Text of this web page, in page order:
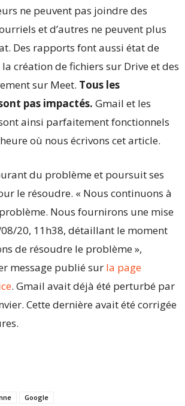
ne peuvent pas joindre des
et d’autres ne peuvent plus
Des rapports font aussi état de
création de fichiers sur Drive et des
sur Meet. Tous les
pas impactés. Gmail et les
ainsi parfaitement fonctionnels
où nous écrivons cet article.
du problème et poursuit ses
le résoudre. « Nous continuons à
Nous fournirons une mise
20, 11h38, détaillant le moment
de résoudre le problème »,
message publié sur la page
. Gmail avait déjà été perturbé par
Cette dernière avait été corrigée
Google